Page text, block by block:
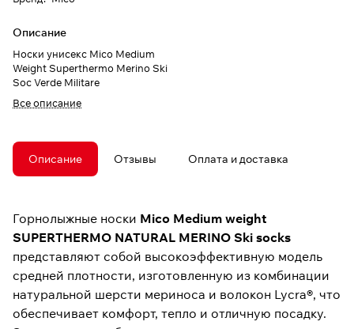
Описание
Носки унисекс Mico Medium
Weight Superthermo Merino Ski
Soc Verde Militare
Все описание
Описание Отзывы Оплата и доставка
Горнолыжные носки Mico Medium weight
SUPERTHERMO NATURAL MERINO Ski socks
представляют собой высокоэффективную модель
средней плотности, изготовленную из комбинации
натуральной шерсти мериноса и волокон Lycra®, что
обеспечивает комфорт, тепло и отличную посадку.